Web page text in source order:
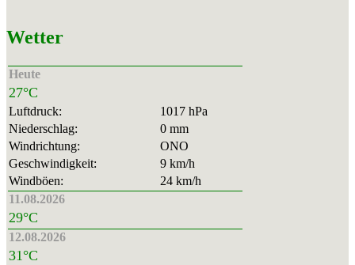
Wetter
Heute
27°C
Luftdruck:
1017 hPa
Niederschlag:
0 mm
Windrichtung:
ONO
Geschwindigkeit:
9 km/h
Windböen:
24 km/h
11.08.2026
29°C
12.08.2026
31°C